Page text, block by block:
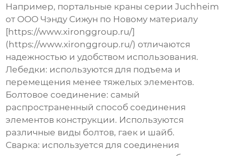
Например, портальные краны серии Juchheim
от ООО Чэнду Сижун по Новому материалу
[https://www.xironggroup.ru/]
(https://www.xironggroup.ru/) отличаются
надежностью и удобством использования.
Лебедки: используются для подъема и
перемещения менее тяжелых элементов.
Болтовое соединение: самый
распространенный способ соединения
элементов конструкции. Используются
различные виды болтов, гаек и шайб.
Сварка: используется для соединения